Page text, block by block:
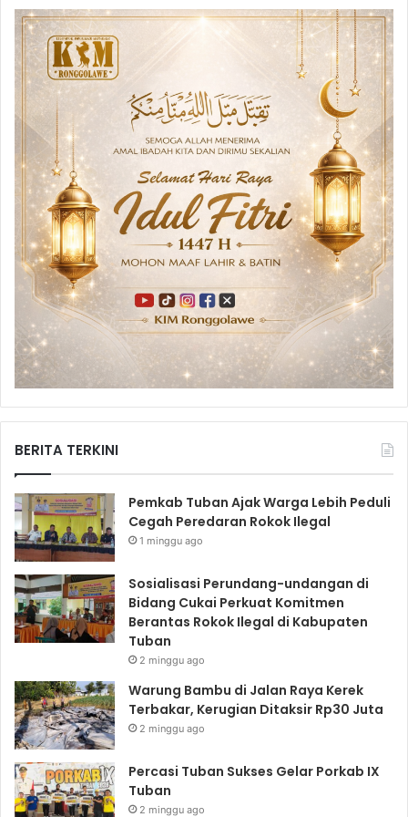
BERITA TERKINI
Pemkab Tuban Ajak Warga Lebih Peduli
Cegah Peredaran Rokok Ilegal
1 minggu ago
Sosialisasi Perundang-undangan di
Bidang Cukai Perkuat Komitmen
Berantas Rokok Ilegal di Kabupaten
Tuban
2 minggu ago
Warung Bambu di Jalan Raya Kerek
Terbakar, Kerugian Ditaksir Rp30 Juta
2 minggu ago
Percasi Tuban Sukses Gelar Porkab IX
Tuban
2 minggu ago